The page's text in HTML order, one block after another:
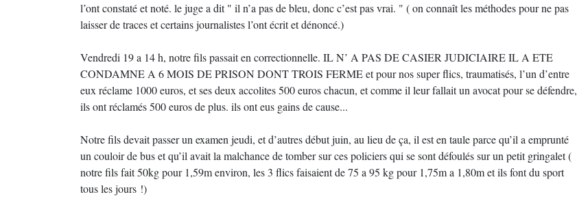
l’ont constaté et noté. le juge a dit " il n’a pas de bleu, donc c’est pas vrai. " ( on connaît les méthodes pour ne pas
laisser de traces et certains journalistes l’ont écrit et dénoncé.)
Vendredi 19 a 14 h, notre fils passait en correctionnelle. IL N’ A PAS DE CASIER JUDICIAIRE IL A ETE
CONDAMNE A 6 MOIS DE PRISON DONT TROIS FERME et pour nos super flics, traumatisés, l’un d’entre
eux réclame 1000 euros, et ses deux accolites 500 euros chacun, et comme il leur fallait un avocat pour se défendre,
ils ont réclamés 500 euros de plus. ils ont eus gains de cause...
Notre fils devait passer un examen jeudi, et d’autres début juin, au lieu de ça, il est en taule parce qu’il a emprunté
un couloir de bus et qu’il avait la malchance de tomber sur ces policiers qui se sont défoulés sur un petit gringalet (
notre fils fait 50kg pour 1,59m environ, les 3 flics faisaient de 75 a 95 kg pour 1,75m a 1,80m et ils font du sport
tous les jours !)